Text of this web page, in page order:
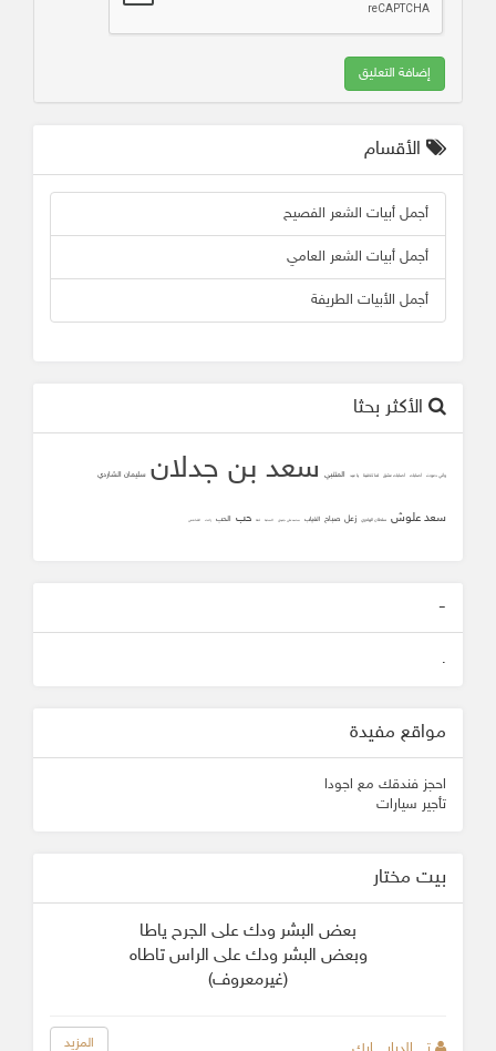
إضافة التعليق
الأقسام
أجمل أبيات الشعر الفصيح
أجمل أبيات الشعر العامي
أجمل الأبيات الطريفة
الأكثر بحثا
وأني دعوت أصابك أصابك عشق لما تلاقينا يا عيد المتنبي سعد بن جدلان سليمان الشاردي
سعد علوش سلطان الهاجري زعل صباح الغياب محمد علي جنيدي المحبه ثقه حب الحب زانت الشافعي
-
.
مواقع مفيدة
احجز فندقك مع اجودا
تأجير سيارات
بيت مختار
بعض البشر ودك على الجرح ياطا
وبعض البشر ودك على الراس تاطاه
(غيرمعروف)
المزيد